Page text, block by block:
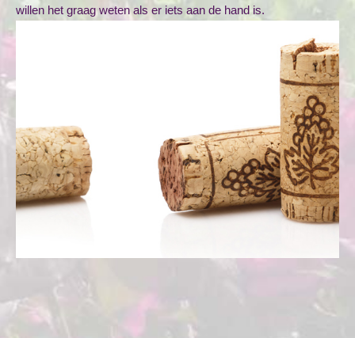
willen het graag weten als er iets aan de hand is.